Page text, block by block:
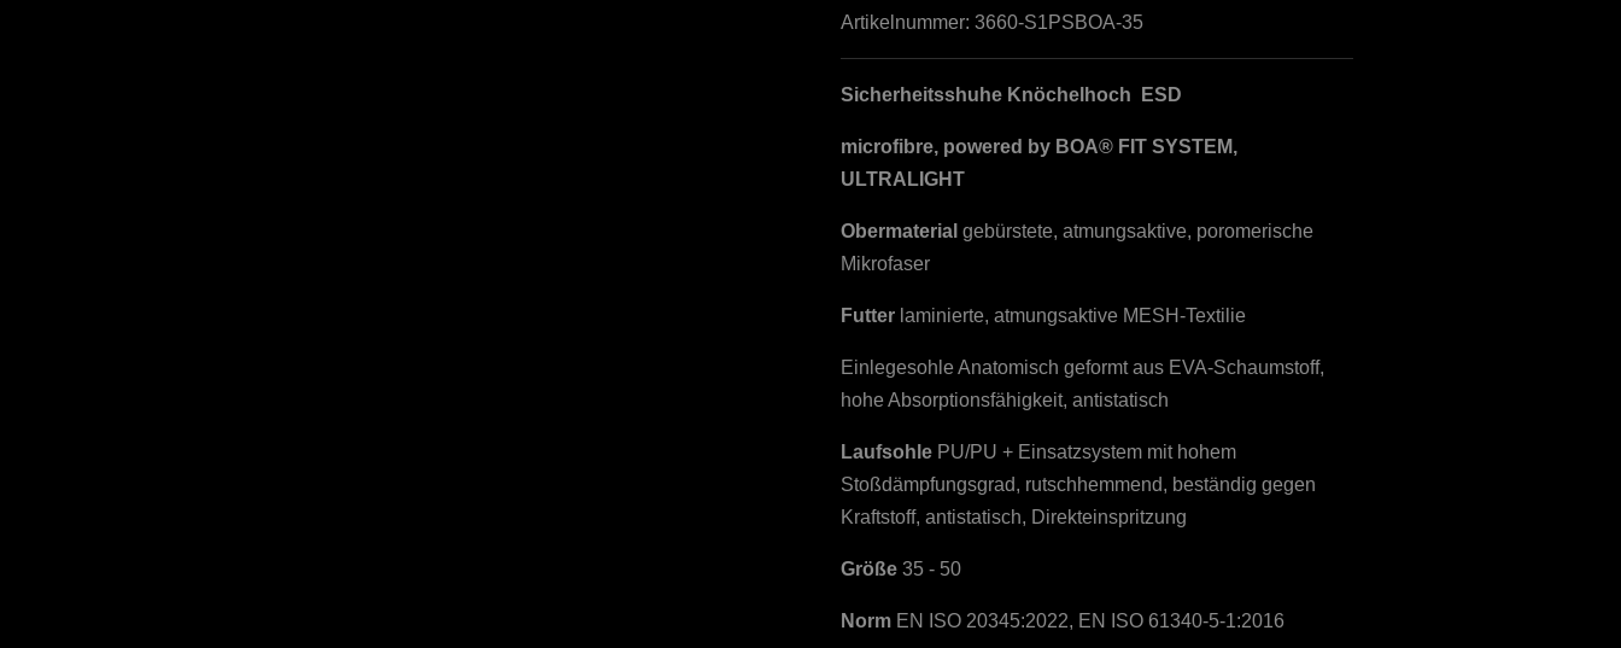
Artikelnummer: 3660-S1PSBOA-35
Sicherheitsshuhe Knöchelhoch ESD
microfibre, powered by BOA® FIT SYSTEM,
ULTRALIGHT
Obermaterial gebürstete, atmungsaktive, poromerische
Mikrofaser
Futter laminierte, atmungsaktive MESH-Textilie
Einlegesohle Anatomisch geformt aus EVA-Schaumstoff,
hohe Absorptionsfähigkeit, antistatisch
Laufsohle PU/PU + Einsatzsystem mit hohem
Stoßdämpfungsgrad, rutschhemmend, beständig gegen
Kraftstoff, antistatisch, Direkteinspritzung
Größe 35 - 50
Norm EN ISO 20345:2022, EN ISO 61340-5-1:2016